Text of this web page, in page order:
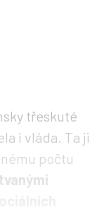
třeskuté
i vláda. Ta ji
počtu